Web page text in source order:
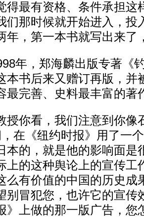
得最有资格、条件承担这
们那时候就开始进入，投
年，第一本书就写出来了
，郑海麟出版专著《
本书后来又赠订再版，并
最完善、史料最丰富的著
你看，我们注意到你像
在《纽约时报》用了一
本的，就是他的影响面是
上的这种舆论上的宣传工
么有价值的中国的历史成
别冒犯您，也许它的宣传
》上做的那一版广告，您